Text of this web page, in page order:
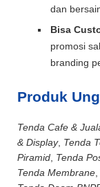
dan
Bisa
promosi
branding
Produk
Tenda Cafe &
& Display, Tenda
Piramid Tenda
Tenda Membrane